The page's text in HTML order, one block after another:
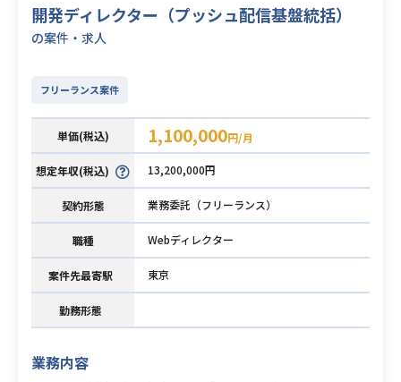
開発ディレクター（プッシュ配信基盤統括）
の案件・求人
フリーランス案件
単価(税込) 1,100,000円/月
想定年収(税込) 13,200,000円
契約形態 業務委託（フリーランス）
職種 Webディレクター
案件先最寄駅 東京
勤務形態
業務内容